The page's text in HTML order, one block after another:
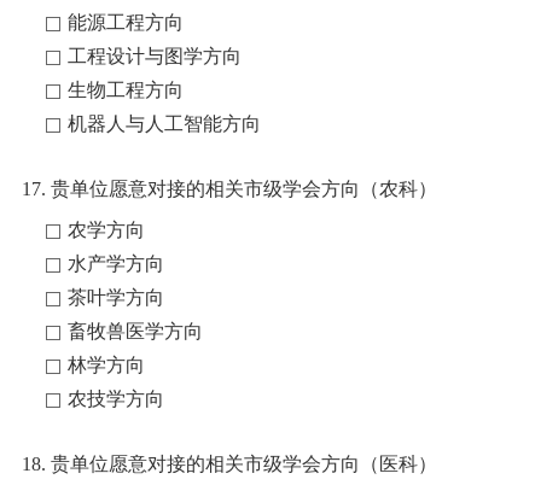
能源工程方向
工程设计与图学方向
生物工程方向
机器人与人工智能方向
17. 贵单位愿意对接的相关市级学会方向（农科）
农学方向
水产学方向
茶叶学方向
畜牧兽医学方向
林学方向
农技学方向
18. 贵单位愿意对接的相关市级学会方向（医科）